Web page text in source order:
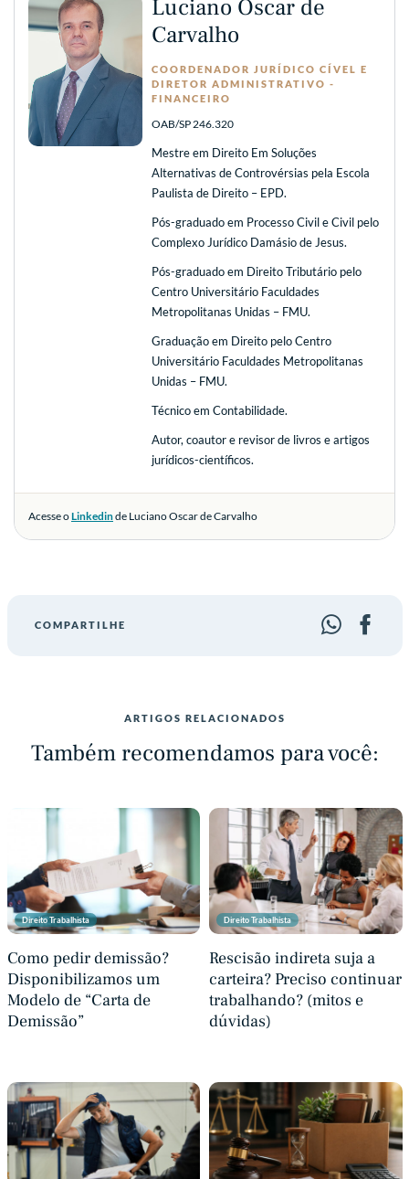
Luciano Oscar de
Carvalho
COORDENADOR JURÍDICO CÍVEL E
DIRETOR ADMINISTRATIVO -
FINANCEIRO
OAB/SP 246.320
Mestre em Direito Em Soluções
Alternativas de Controvérsias pela Escola
Paulista de Direito – EPD.
Pós-graduado em Processo Civil e Civil pelo
Complexo Jurídico Damásio de Jesus.
Pós-graduado em Direito Tributário pelo
Centro Universitário Faculdades
Metropolitanas Unidas – FMU.
Graduação em Direito pelo Centro
Universitário Faculdades Metropolitanas
Unidas – FMU.
Técnico em Contabilidade.
Autor, coautor e revisor de livros e artigos
jurídicos-científicos.
Acesse oLinkedinde Luciano Oscar de Carvalho
COMPARTILHE
ARTIGOS RELACIONADOS
Também recomendamos para você:
Direito Trabalhista
Como pedir demissão?
Disponibilizamos um
Modelo de “Carta de
Demissão”
Direito Trabalhista
Rescisão indireta suja a
carteira? Preciso continuar
trabalhando? (mitos e
dúvidas)